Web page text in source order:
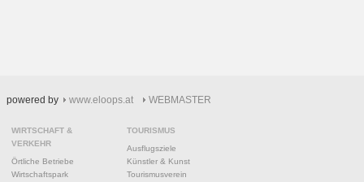
powered by www.eloops.at WEBMASTER
WIRTSCHAFT &
VERKEHR
Örtliche Betriebe
Wirtschaftspark
TOURISMUS
Ausflugsziele
Künstler & Kunst
Tourismusverein